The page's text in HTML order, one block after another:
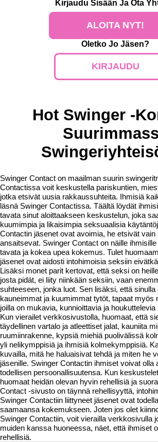
Kirjaudu Sisään Ja Ota
ALOITA NYT!
Oletko Jo Jäsen?
KIRJAUDU
Hot Swinger -
Swinger Contact on maailman suurin
Contactissa voit keskustella pariskuntien,
jotka etsivät uusia rakkaussuhteita. Ihmisiä
läsnä Swinger Contactissa. Täältä löydät
tavata sinut aloittaakseen keskustelun, joka
kuumimpia ja likaisimpia seksuaalisia
Contactin jäsenet ovat avoimia, he etsivät vain
ansaitsevat. Swinger Contact on näille
tavata ja kokea upea kokemus. Tulet
jäsenet ovat aidosti intohimoisia seksiin
Lisäksi monet parit kertovat, että seksi on
josta pidät, ei liity niinkään seksiin, vaan
suhteeseen, jonka luot. Sen lisäksi, että
kauneimmat ja kuumimmat tytöt, tapaat myös
joilla on mukavia, kunnioittavia ja
Kun vierailet verkkosivustolla, huomaat, että
täydellinen vartalo ja atleettiset jalat, kauniita
ruumiinrakenne, kypsiä miehiä puolivälissä
yli nelikymppisiä ja ihmisiä kolmekymppisiä.
kuvailla, mitä he haluaisivat tehdä ja miten he
jäsenille. Swinger Contactin ihmiset voivat olla
todellisen persoonallisuutensa. Kun
huomaat heidän olevan hyvin rehellisiä ja
Contact -sivusto on täynnä rehellisyyttä,
Swinger Contactiin liittyneet jäsenet ovat
saamaansa kokemukseen. Joten jos olet
Swinger Contactiin, voit vierailla verkkosivulla
muiden kanssa huoneessa, näet, että ihmiset
rehellisiä.